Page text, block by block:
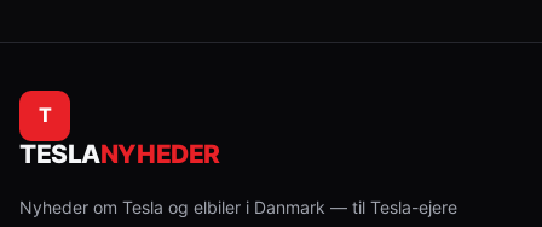
T
TESLANYHEDER
Nyheder om Tesla og elbiler i Danmark — til Tesla-ejere